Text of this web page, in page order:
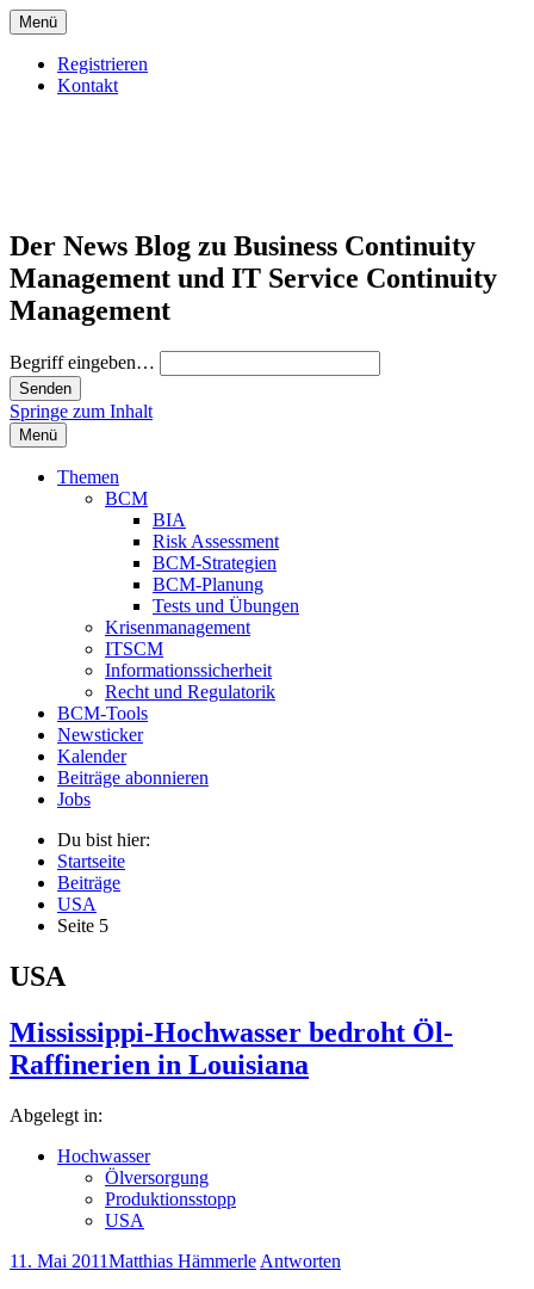
Menü
Registrieren
Kontakt
Der News Blog zu Business Continuity
Management und IT Service Continuity
Management
Begriff eingeben…
Springe zum Inhalt
Menü
Themen
BCM
BIA
Risk Assessment
BCM-Strategien
BCM-Planung
Tests und Übungen
Krisenmanagement
ITSCM
Informationssicherheit
Recht und Regulatorik
BCM-Tools
Newsticker
Kalender
Beiträge abonnieren
Jobs
Du bist hier:
Startseite
Beiträge
USA
Seite 5
USA
Mississippi-Hochwasser bedroht Öl-
Raffinerien in Louisiana
Abgelegt in:
Hochwasser
Ölversorgung
Produktionsstopp
USA
11. Mai 2011Matthias Hämmerle Antworten